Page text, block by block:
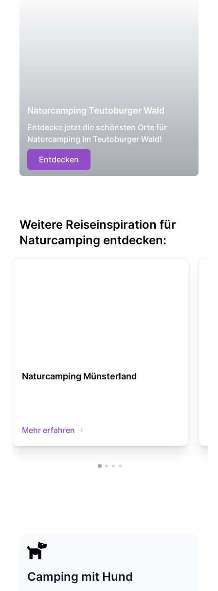
Naturcamping Teutoburger Wald
Entdecke jetzt die schönsten Orte für
Naturcamping im Teutoburger Wald!
Entdecken
Weitere Reiseinspiration für
Naturcamping entdecken:
Naturcamping Münsterland
Mehr erfahren
Camping mit Hund